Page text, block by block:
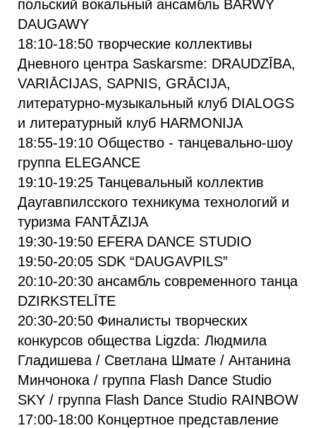
польский вокальный ансамбль BARWY
DAUGAWY
18:10-18:50 творческие коллективы
Дневного центра Saskarsme: DRAUDZĪBA,
VARIĀCIJAS, SAPNIS, GRĀCIJA,
литературно-музыкальный клуб DIALOGS
и литературный клуб HARMONIJA
18:55-19:10 Общество - танцевально-шоу
группа ELEGANCE
19:10-19:25 Танцевальный коллектив
Даугавпилсского техникума технологий и
туризма FANTĀZIJA
19:30-19:50 EFERA DANCE STUDIO
19:50-20:05 SDK “DAUGAVPILS”
20:10-20:30 ансамбль современного танца
DZIRKSTELĪTE
20:30-20:50 Финалисты творческих
конкурсов общества Ligzda: Людмила
Гладишева / Светлана Шмате / Антанина
Минчонока / группа Flash Dance Studio
SKY / группа Flash Dance Studio RAINBOW
17:00-18:00 Концертное представление